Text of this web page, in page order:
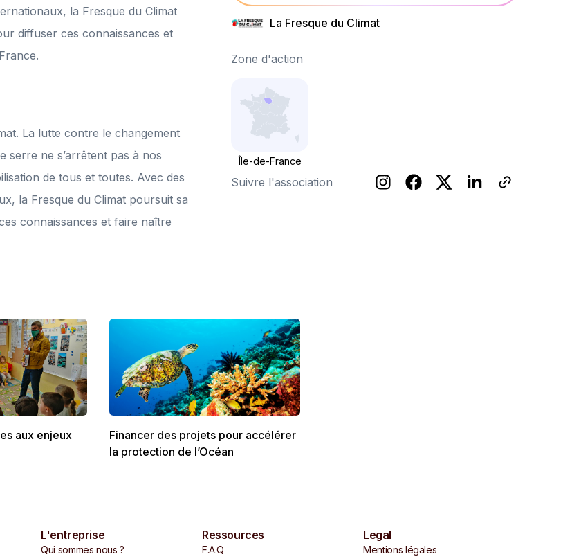
la Fresque du Climat
diffuser ces connaissances et
La lutte contre le changement
serre ne s’arrêtent pas à nos
de tous et toutes. Avec des
la Fresque du Climat poursuit sa
connaissances et faire naître
La Fresque du Climat
Zone d'action
Île-de-France
Suivre l'association
aux enjeux
Financer des projets pour accélérer
la protection de l’Océan
L'entreprise
Qui sommes nous ?
Ressources
F.A.Q
Legal
Mentions légales